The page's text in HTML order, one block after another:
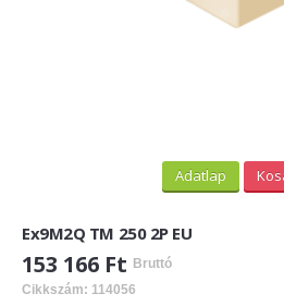
Adatlap
Ex9M2Q TM 250 2P EU
153 166 Ft Bruttó
Cikkszám: 114056